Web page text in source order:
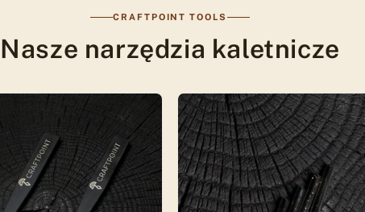
CRAFTPOINT TOOLS
Nasze narzędzia kaletnicze